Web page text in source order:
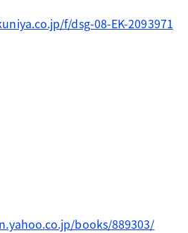
f/dsg-08-EK-2093971
books/889303/